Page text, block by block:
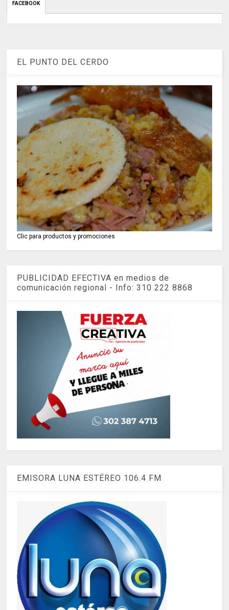
FACEBOOK
EL PUNTO DEL CERDO
Clic para productos y promociones
PUBLICIDAD EFECTIVA en medios de
comunicación regional - Info: 310 222 8868
EMISORA LUNA ESTÉREO 106.4 FM